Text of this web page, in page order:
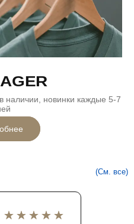
наличии, новинки каждые 5-7
(См. все)